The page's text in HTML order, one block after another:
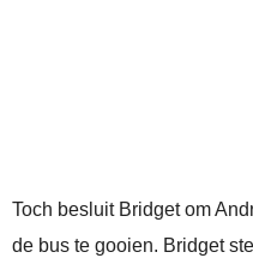
Toch besluit Bridget om
de bus te gooien. Bridget